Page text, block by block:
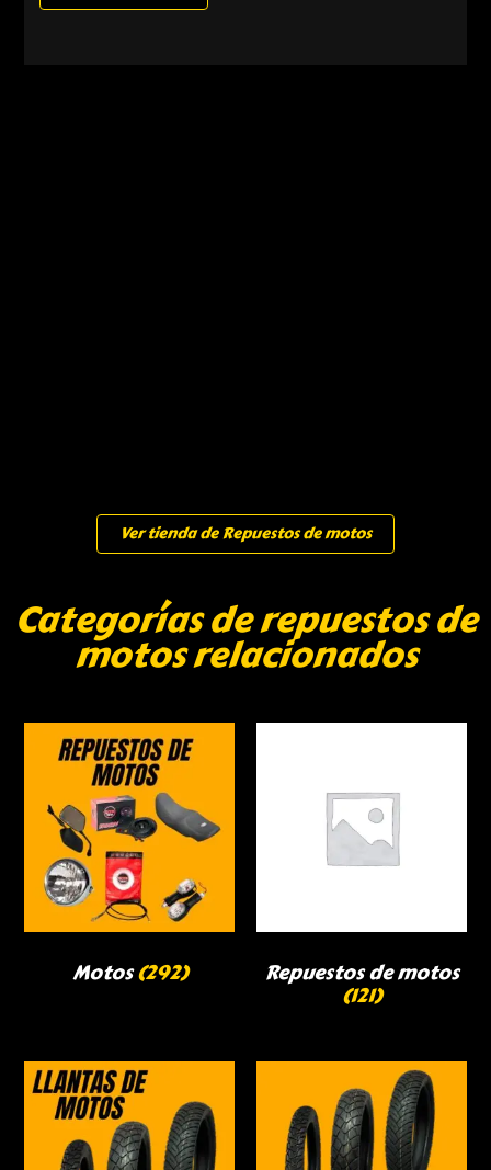
Ver tienda de Repuestos de motos
Categorías de repuestos de
motos relacionados
Motos(292) Repuestos de motos
(121)